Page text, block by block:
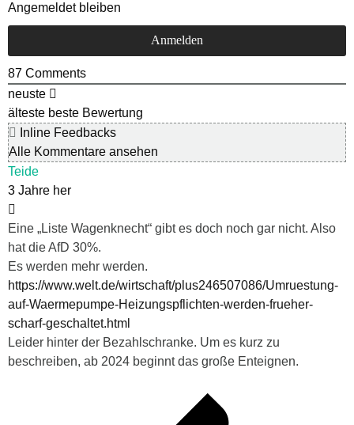
Angemeldet bleiben
87 Comments
neuste
älteste beste Bewertung
Inline Feedbacks
Alle Kommentare ansehen
Teide
3 Jahre her
Eine „Liste Wagenknecht“ gibt es doch noch gar nicht. Also
hat die AfD 30%.
Es werden mehr werden.
https://www.welt.de/wirtschaft/plus246507086/Umruestung-
auf-Waermepumpe-Heizungspflichten-werden-frueher-
scharf-geschaltet.html
Leider hinter der Bezahlschranke. Um es kurz zu
beschreiben, ab 2024 beginnt das große Enteignen.